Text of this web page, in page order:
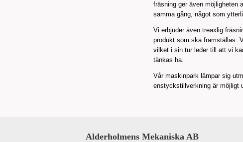
fräsning ger även möjligheten
samma gång, något som
Vi erbjuder även treaxlig
produkt som ska framställas.
vilket i sin tur leder till att vi
tänkas ha.
Vår maskinpark lämpar sig
enstyckstillverkning är möjligt
Alderholmens Mekaniska AB